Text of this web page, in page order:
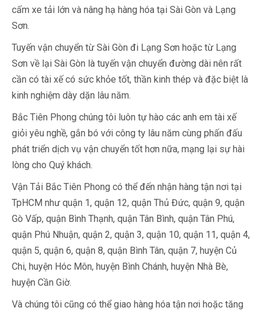
cấm xe tải lớn và nâng hạ hàng hóa tại Sài Gòn và Lạng
Sơn.
Tuyến vận chuyển từ Sài Gòn đi Lạng Sơn hoặc từ Lạng
Sơn về lại Sài Gòn là tuyến vận chuyển đường dài nên rất
cần có tài xế có sức khỏe tốt, thần kinh thép và đặc biệt là
kinh nghiệm dày dặn lâu năm.
Bắc Tiên Phong chúng tôi luôn tự hào các anh em tài xế
giỏi yêu nghề, gắn bó với công ty lâu năm cùng phấn đấu
phát triển dịch vụ vận chuyển tốt hơn nữa, mạng lại sự hài
lòng cho Quý khách.
Vận Tải Bắc Tiên Phong có thể đến nhận hàng tận nơi tại
TpHCM như quận 1, quận 12, quận Thủ Đức, quận 9, quận
Gò Vấp, quận Bình Thạnh, quận Tân Bình, quận Tân Phú,
quận Phú Nhuận, quận 2, quận 3, quận 10, quận 11, quận 4,
quận 5, quận 6, quận 8, quận Bình Tân, quận 7, huyện Củ
Chi, huyện Hóc Môn, huyện Bình Chánh, huyện Nhà Bè,
huyện Cần Giờ.
Và chúng tôi cũng có thể giao hàng hóa tận nơi hoặc tăng